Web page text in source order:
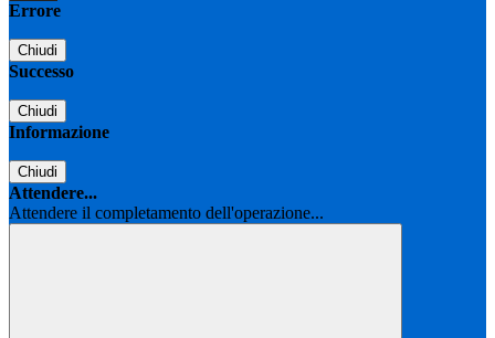
Errore
Chiudi
Successo
Chiudi
Informazione
Chiudi
Attendere...
Attendere il completamento dell'operazione...